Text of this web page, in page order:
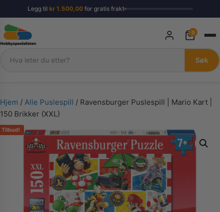
Legg til kr1.500,00for gratis frakt
Søk
Søk
0
Hjem / Alle Puslespill / Ravensburger Puslespill | Mario Kart |
150 Brikker (XXL)
Tilbud!